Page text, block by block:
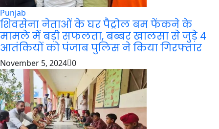
Punjab
शिवसेना नेताओं के घर पैट्रोल बम फेंकने के
मामले में बड़ी सफलता, बब्बर खालसा से जुड़े 4
आतंकियों को पंजाब पुलिस ने किया गिरफ्तार
November 5, 2024 0